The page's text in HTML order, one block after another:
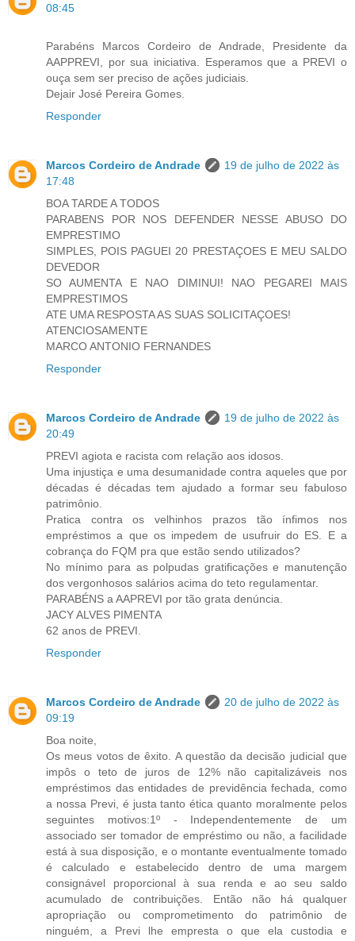
08:45
Parabéns Marcos Cordeiro de Andrade, Presidente da
AAPPREVI, por sua iniciativa. Esperamos que a PREVI o
ouça sem ser preciso de ações judiciais.
Dejair José Pereira Gomes.
Responder
Marcos Cordeiro de Andrade
19 de julho de 2022 às
17:48
BOA TARDE A TODOS
PARABENS POR NOS DEFENDER NESSE ABUSO DO
EMPRESTIMO
SIMPLES, POIS PAGUEI 20 PRESTAÇOES E MEU SALDO
DEVEDOR
SO AUMENTA E NAO DIMINUI! NAO PEGAREI MAIS
EMPRESTIMOS
ATE UMA RESPOSTA AS SUAS SOLICITAÇOES!
ATENCIOSAMENTE
MARCO ANTONIO FERNANDES
Responder
Marcos Cordeiro de Andrade
19 de julho de 2022 às
20:49
PREVI agiota e racista com relação aos idosos.
Uma injustiça e uma desumanidade contra aqueles que por
décadas é décadas tem ajudado a formar seu fabuloso
patrimônio.
Pratica contra os velhinhos prazos tão ínfimos nos
empréstimos a que os impedem de usufruir do ES. E a
cobrança do FQM pra que estão sendo utilizados?
No mínimo para as polpudas gratificações e manutenção
dos vergonhosos salários acima do teto regulamentar.
PARABÉNS a AAPREVI por tão grata denúncia.
JACY ALVES PIMENTA
62 anos de PREVI.
Responder
Marcos Cordeiro de Andrade
20 de julho de 2022 às
09:19
Boa noite,
Os meus votos de êxito. A questão da decisão judicial que
impôs o teto de juros de 12% não capitalizáveis nos
empréstimos das entidades de previdência fechada, como
a nossa Previ, é justa tanto ética quanto moralmente pelos
seguintes motivos:1º - Independentemente de um
associado ser tomador de empréstimo ou não, a facilidade
está à sua disposição, e o montante eventualmente tomado
é calculado e estabelecido dentro de uma margem
consignável proporcional à sua renda e ao seu saldo
acumulado de contribuições. Então não há qualquer
apropriação ou comprometimento do patrimônio de
ninguém, a Previ lhe empresta o que ela custodia e